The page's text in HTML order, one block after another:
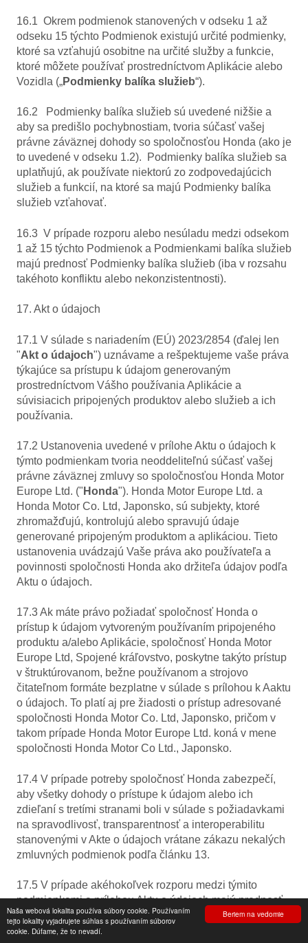
Beriem na vedomie
Naša webová lokalita používa súbory cookie. Používaním
tejto lokality vyjadrujete súhlas s používaním súborov
cookie. Dúfame, že to nevadí.
16.1 Okrem podmienok stanovených v odseku 1 až
odseku 15 týchto Podmienok existujú určité podmienky,
ktoré sa vzťahujú osobitne na určité služby a funkcie,
ktoré môžete používať prostredníctvom Aplikácie alebo
Vozidla („Podmienky balíka služieb“).
16.2 Podmienky balíka služieb sú uvedené nižšie a
aby sa predišlo pochybnostiam, tvoria súčasť vašej
právne záväznej dohody so spoločnosťou Honda (ako je
to uvedené v odseku 1.2). Podmienky balíka služieb sa
uplatňujú, ak používate niektorú zo zodpovedajúcich
služieb a funkcií, na ktoré sa majú Podmienky balíka
služieb vzťahovať.
16.3 V prípade rozporu alebo nesúladu medzi odsekom
1 až 15 týchto Podmienok a Podmienkami balíka služieb
majú prednosť Podmienky balíka služieb (iba v rozsahu
takéhoto konfliktu alebo nekonzistentnosti).
17. Akt o údajoch
17.1 V súlade s nariadením (EÚ) 2023/2854 (ďalej len
"Akt o údajoch") uznávame a rešpektujeme vaše práva
týkajúce sa prístupu k údajom generovaným
prostredníctvom Vášho používania Aplikácie a
súvisiacich pripojených produktov alebo služieb a ich
používania.
17.2 Ustanovenia uvedené v prílohe Aktu o údajoch k
týmto podmienkam tvoria neoddeliteľnú súčasť vašej
právne záväznej zmluvy so spoločnosťou Honda Motor
Europe Ltd. (" Honda"). Honda Motor Europe Ltd. a
Honda Motor Co. Ltd, Japonsko, sú subjekty, ktoré
zhromažďujú, kontrolujú alebo spravujú údaje
generované pripojeným produktom a aplikáciou. Tieto
ustanovenia uvádzajú Vaše práva ako používateľa a
povinnosti spoločnosti Honda ako držiteľa údajov podľa
Aktu o údajoch.
17.3 Ak máte právo požiadať spoločnosť Honda o
prístup k údajom vytvoreným používaním pripojeného
produktu a/alebo Aplikácie, spoločnosť Honda Motor
Europe Ltd, Spojené kráľovstvo, poskytne takýto prístup
v štruktúrovanom, bežne používanom a strojovo
čitateľnom formáte bezplatne v súlade s prílohou k Aaktu
o údajoch. To platí aj pre žiadosti o prístup adresované
spoločnosti Honda Motor Co. Ltd, Japonsko, pričom v
takom prípade Honda Motor Europe Ltd. koná v mene
spoločnosti Honda Motor Co Ltd., Japonsko.
17.4 V prípade potreby spoločnosť Honda zabezpečí,
aby všetky dohody o prístupe k údajom alebo ich
zdieľaní s tretími stranami boli v súlade s požiadavkami
na spravodlivosť, transparentnosť a interoperabilitu
stanovenými v Akte o údajoch vrátane zákazu nekalých
zmluvných podmienok podľa článku 13.
17.5 V prípade akéhokoľvek rozporu medzi týmito
podmienkami a prílohou Aktu o údajoch majú prednosť
ustanovenia prílohy Aktu o údajoch vo vzťahu k
akejkoľvek záležitosti upravenej Aktom o údajoch.